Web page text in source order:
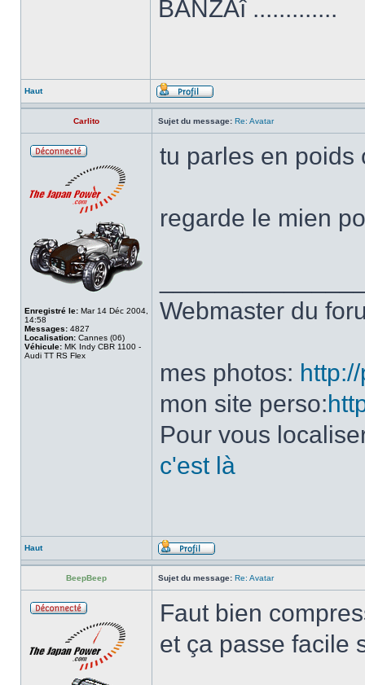
BANZAî .............
Haut
Carlito Sujet du message: Re: Avatar
Enregistré le: Mar 14 Déc 2004,
14:58
Messages: 4827
Localisation: Cannes (06)
Véhicule: MK Indy CBR 1100 -
Audi TT RS Flex
tu parles en poids
regarde le mien
Webmaster du
mes photos:
mon site perso:
Pour vous
c'est là
Haut
BeepBeep Sujet du message: Re: Avatar
Faut bien
et ça passe facile